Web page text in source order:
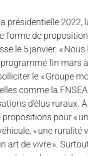
présidentielle 2022,
forme de
le 5 janvier. « Nous
fin mars
le « Groupe
comme la
d’élus ruraux.
pour «
« une ruralité
art de vivre ».